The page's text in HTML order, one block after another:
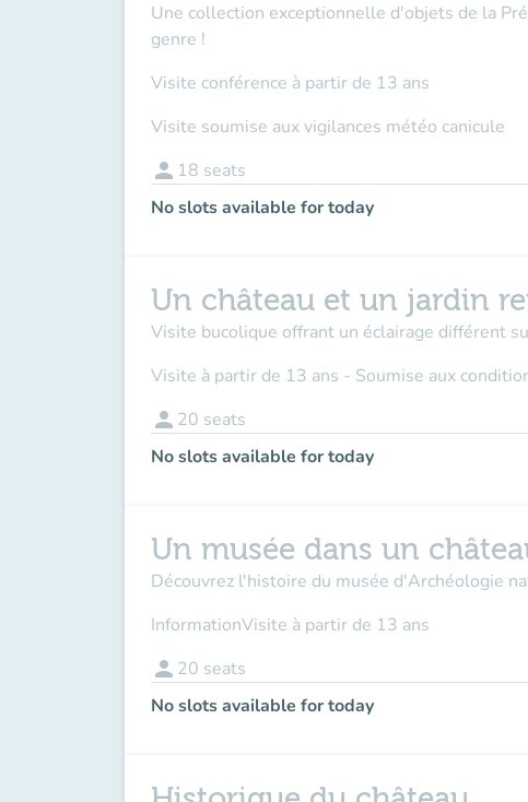
Une collection exceptionnelle d'objets de la
genre !
Visite conférence à partir de 13 ans
Visite soumise aux vigilances météo canicule
person 18 seats
No slots available for today
Un château et un jardin
Visite bucolique offrant un éclairage différent
Visite à partir de 13 ans - Soumise aux
person 20 seats
No slots available for today
Un musée dans un
Découvrez l'histoire du musée d'Archéologie
InformationVisite à partir de 13 ans
person 20 seats
No slots available for today